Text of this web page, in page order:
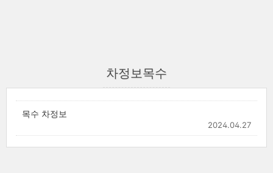
차정보목수
목수 차정보
2024.04.27